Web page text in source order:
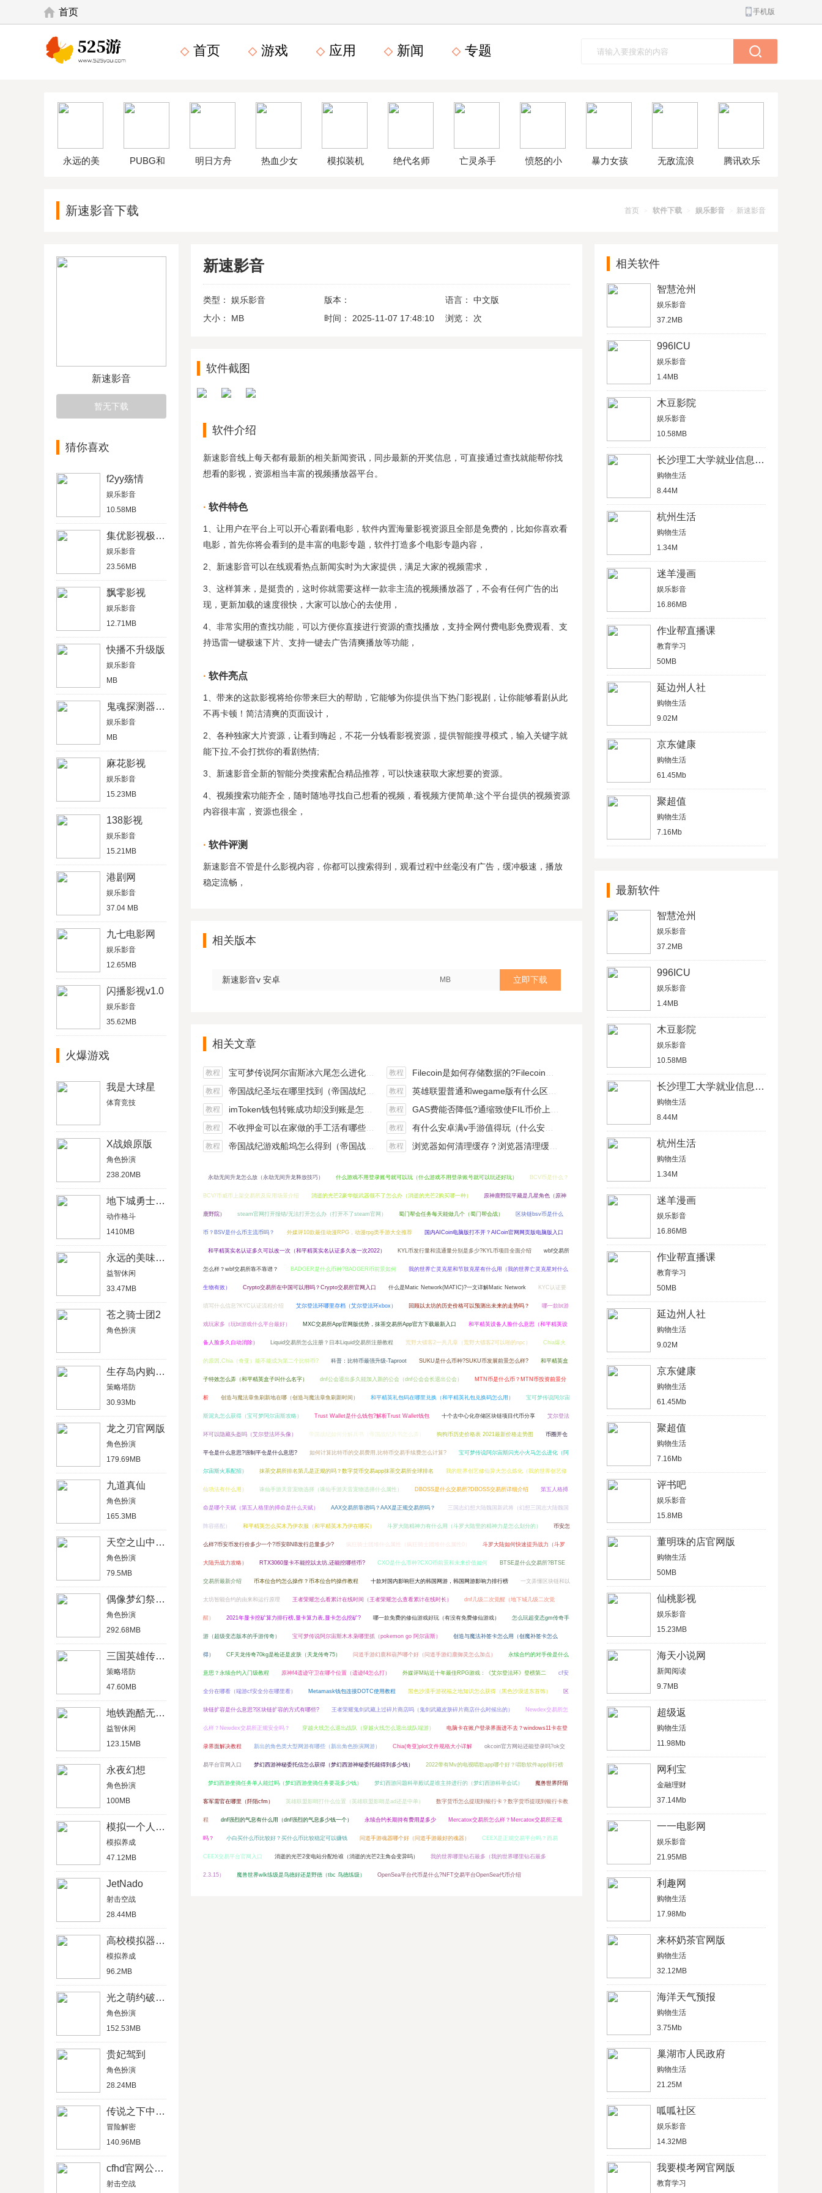
首页 手机版
首页 游戏 应用 新闻 专题
永远的美
解版
PUBG和
验服
明日方舟 热血少女 模拟装机 绝代名师 亡灵杀手 愤怒的小 暴力女孩 无敌流浪 腾讯欢乐
版
首页 > 软件下载 > 娱乐影音 > 新速影音
新速影音下载
新速影音
暂无下载
猜你喜欢
f2yy殇情
娱乐影音
10.58MB
集优影视极速版
娱乐影音
23.56MB
飘零影视
娱乐影音
12.71MB
快播不升级版
娱乐影音
MB
鬼魂探测器中文版
娱乐影音
MB
麻花影视
娱乐影音
15.23MB
138影视
娱乐影音
15.21MB
港剧网
娱乐影音
37.04 MB
九七电影网
娱乐影音
12.65MB
闪播影视v1.0
娱乐影音
35.62MB
火爆游戏
我是大球星
体育竞技
X战娘原版
角色扮演
238.20MB
地下城勇士官网版
动作格斗
1410MB
永远的美味星球4破解版
益智休闲
33.47MB
苍之骑士团2
角色扮演
生存岛内购破解版
策略塔防
30.93Mb
龙之刃官网版
角色扮演
179.69MB
九道真仙
角色扮演
165.3MB
天空之山中文破解版
角色扮演
79.5MB
偶像梦幻祭2官方版
角色扮演
292.68MB
三国英雄传单机版
策略塔防
47.60MB
地铁跑酷无限金币版
益智休闲
123.15MB
永夜幻想
角色扮演
100MB
模拟一个人一生
模拟养成
47.12MB
JetNado
射击空战
28.44MB
高校模拟器中文版
模拟养成
96.2MB
光之萌约破解版
角色扮演
152.53MB
贵妃驾到
角色扮演
28.24MB
传说之下中文汉化版
冒险解密
140.96MB
cfhd官网公测版
射击空战
新速影音
类型： 娱乐影音 版本： 语言：
中文版
大小：
MB 时间： 2025-11-07 17:48:10 浏览： 次
软件截图
软件介绍
新速影音线上每天都有最新的相关新闻资讯，同步最新的开奖信息，可直接通过查找就能帮你找
想看的影视，资源相当丰富的视频播放器平台。
软件特色
1、让用户在平台上可以开心看剧看电影，软件内置海量影视资源且全部是免费的，比如你喜欢看
电影，首先你将会看到的是丰富的电影专题，软件打造多个电影专题内容，
2、新速影音可以在线观看热点新闻实时为大家提供，满足大家的视频需求，
3、这样算来，是挺贵的，这时你就需要这样一款非主流的视频播放器了，不会有任何广告的出
现，更新加载的速度很快，大家可以放心的去使用，
4、非常实用的查找功能，可以方便你直接进行资源的查找播放，支持全网付费电影免费观看、支
持迅雷一键极速下片、支持一键去广告清爽播放等功能，
软件亮点
1、带来的这款影视将给你带来巨大的帮助，它能够为你提供当下热门影视剧，让你能够看剧从此
不再卡顿！简洁清爽的页面设计，
2、各种独家大片资源，让看到嗨起，不花一分钱看影视资源，提供智能搜寻模式，输入关键字就
能下拉,不会打扰你的看剧热情;
3、新速影音全新的智能分类搜索配合精品推荐，可以快速获取大家想要的资源。
4、视频搜索功能齐全，随时随地寻找自己想看的视频，看视频方便简单;这个平台提供的视频资源
内容很丰富，资源也很全，
软件评测
新速影音不管是什么影视内容，你都可以搜索得到，观看过程中丝毫没有广告，缓冲极速，播放
稳定流畅，
相关版本
新速影音v 安卓 MB 立即下载
相关文章
教程 宝可梦传说阿尔宙斯冰六尾怎么进化（宝可梦冰六尾怎么得） 教程 Filecoin是如何存储数据的?Filecoin的价值体现和未来前景分析
教程 帝国战纪圣坛在哪里找到（帝国战纪游戏攻略） 教程 英雄联盟普通和wegame版有什么区别（英雄联盟wegame版和英雄联盟）
教程 imToken钱包转账成功却没到账是怎么回事? 教程 GAS费能否降低?通缩致使FIL币价上涨,近看1000U
教程 不收押金可以在家做的手工活有哪些？四个可以操作的小项目真是可靠 教程 有什么安卓满v手游值得玩（什么安卓手游好玩）
教程 帝国战纪游戏船坞怎么得到（帝国战纪战役攻略） 教程 浏览器如何清理缓存？浏览器清理缓存快捷键
永劫无间升龙怎么放（永劫无间升龙释放技巧） 什么游戏不用登录账号就可以玩（什么游戏不用登录账号就可以玩还好玩） BCV币是什么？
BCV/币威币上架交易所及应用场景介绍 消逝的光芒2豪华版武器领不了怎么办（消逝的光芒2购买哪一种） 原神鹿野院平藏是几星角色（原神
鹿野院） steam官网打开报错/无法打开怎么办（打开不了steam官网） 蜀门帮会任务每天能做几个（蜀门帮会战） 区块链bsv币是什么
币？BSV是什么币主流币吗？ 外媒评10款最佳动漫RPG，动漫rpg类手游大全推荐 国内AICoin电脑版打不开？AICoin官网网页版电脑版入口
和平精英实名认证多久可以改一次（和平精英实名认证多久改一次2022） KYL币发行量和流通量分别是多少?KYL币项目全面介绍 wbf交易所
怎么样？wbf交易所靠不靠谱？ BADGER是什么币种?BADGER币前景如何 我的世界亡灵克星和节肢克星有什么用（我的世界亡灵克星对什么
生物有效） Crypto交易所在中国可以用吗？Crypto交易所官网入口 什么是Matic Network(MATIC)?一文详解Matic Network KYC认证要
填写什么信息?KYC认证流程介绍 艾尔登法环哪里存档（艾尔登法环xbox） 回顾以太坊的历史价格可以预测出未来的走势吗？ 哪一款bt游
戏玩家多（玩bt游戏什么平台最好） MXC交易所App官网版优势，抹茶交易所App官方下载最新入口 和平精英设备人脸什么意思（和平精英设
备人脸多久自动消除） Liquid交易所怎么注册？日本Liquid交易所注册教程 荒野大镖客2一共几章（荒野大镖客2可以啪的npc） Chia爆火
的原因,Chia（奇亚）能不能成为第二个比特币? 科普：比特币最强升级-Taproot SUKU是什么币种?SUKU币发展前景怎么样? 和平精英盒
子特效怎么弄（和平精英盒子叫什么名字） dnf公会退出多久能加入新的公会（dnf公会会长退出公会） MTN币是什么币？MTN币投资前景分
析 创造与魔法章鱼刷新地在哪（创造与魔法章鱼刷新时间） 和平精英礼包码在哪里兑换（和平精英礼包兑换码怎么用） 宝可梦传说阿尔宙
斯泥丸怎么获得（宝可梦阿尔宙斯攻略） Trust Wallet是什么钱包?解析Trust Wallet钱包 十个去中心化存储区块链项目代币分享 艾尔登法
环可以隐藏头盔吗（艾尔登法环头像） 帝国战纪如何分解兵书（帝国战纪兵书怎么弄） 狗狗币历史价格表 2021最新价格走势图 币圈开仓
平仓是什么意思?强制平仓是什么意思? 如何计算比特币的交易费用,比特币交易手续费怎么计算? 宝可梦传说阿尔宙斯闪光小火马怎么进化（阿
尔宙斯火系配招） 抹茶交易所排名第几是正规的吗？数字货币交易app抹茶交易所全球排名 我的世界创艺修仙异火怎么炼化（我的世界创艺修
仙功法有什么用） 诛仙手游天音宠物选择（诛仙手游天音宠物选择什么属性） DBOSS是什么交易所?DBOSS交易所详细介绍 第五人格搏
命是哪个天赋（第五人格里的搏命是什么天赋） AAX交易所靠谱吗？AAX是正规交易所吗？ 三国志幻想大陆魏国新武将（幻想三国志大陆魏国
阵容搭配） 和平精英怎么买木乃伊衣服（和平精英木乃伊在哪买） 斗罗大陆精神力有什么用（斗罗大陆里的精神力是怎么划分的） 币安怎
么样?币安币发行价多少一个?币安BNB发行总量多少? 疯狂骑士团堆什么属性（疯狂骑士团堆什么属性0） 斗罗大陆如何快速提升战力（斗罗
大陆升战力攻略） RTX3060显卡不能挖以太坊,还能挖哪些币? CXO是什么币种?CXO币前景和未来价值如何 BTSE是什么交易所?BTSE
交易所最新介绍 币本位合约怎么操作？币本位合约操作教程 十款对国内影响巨大的韩国网游，韩国网游影响力排行榜 一文弄懂区块链和以
太坊智能合约的由来和运行原理 王者荣耀怎么看累计在线时间（王者荣耀怎么查看累计在线时长） dnf几级二次觉醒（地下城几级二次觉
醒） 2021年显卡挖矿算力排行榜,显卡算力表,显卡怎么挖矿? 哪一款免费的修仙游戏好玩（有没有免费修仙游戏） 怎么玩超变态gm传奇手
游（超级变态版本的手游传奇） 宝可梦传说阿尔宙斯木木枭哪里抓（pokemon go 阿尔宙斯） 创造与魔法补签卡怎么用（创魔补签卡怎么
得） CF天龙传奇70kg是枪还是皮肤（天龙传奇75） 问道手游幻鹿和葫芦哪个好（问道手游幻鹿御灵怎么加点） 永续合约的对手价是什么
意思？永续合约入门级教程 原神f4遗迹守卫在哪个位置（遗迹f4怎么打） 外媒评M站近十年最佳RPG游戏：《艾尔登法环》登榜第二 cf安
全分在哪看（端游cf安全分在哪里看） Metamask钱包连接DOTC使用教程 黑色沙漠手游祝福之地知识怎么获得（黑色沙漠送东首饰） 区
块链扩容是什么意思?区块链扩容的方式有哪些? 王者荣耀鬼剑武藏上过碎片商店吗（鬼剑武藏皮肤碎片商店什么时候出的） Newdex交易所怎
么样？Newdex交易所正规安全吗？ 穿越火线怎么退出战队（穿越火线怎么退出战队端游） 电脑卡在账户登录界面进不去？windows11卡在登
录界面解决教程 新出的角色类大型网游有哪些（新出角色扮演网游） Chia(奇亚)plot文件规格大小详解 okcoin官方网站还能登录吗?ok交
易平台官网入口 梦幻西游神秘委托信怎么获得（梦幻西游神秘委托能得到多少钱） 2022带有Mv的电视唱歌app哪个好？唱歌软件app排行榜
梦幻西游坐骑任务单人能过吗（梦幻西游坐骑任务要花多少钱） 梦幻西游问题科举殿试是谁主持进行的（梦幻西游科举会试） 魔兽世界阡陌
客军需官在哪里（阡陌cfm） 英雄联盟影哨打什么位置（英雄联盟影哨是ad还是中单） 数字货币怎么提现到银行卡？数字货币提现到银行卡教
程 dnf强烈的气息有什么用（dnf强烈的气息多少钱一个） 永续合约长期持有费用是多少 Mercatox交易所怎么样？Mercatox交易所正规
吗？ 小白买什么币比较好？买什么币比较稳定可以赚钱 问道手游魂器哪个好（问道手游最好的魂器） CEEX是正规交易平台吗？西易
CEEX交易平台官网入口 消逝的光芒2变电站分配给谁（消逝的光芒2主角会变异吗） 我的世界哪里钻石最多（我的世界哪里钻石最多
2.3.15） 魔兽世界wlk练级是鸟德好还是野德（tbc 鸟德练级） OpenSea平台代币是什么?NFT交易平台OpenSea代币介绍
相关软件
智慧沧州
娱乐影音
37.2MB
996ICU
娱乐影音
1.4MB
木豆影院
娱乐影音
10.58MB
长沙理工大学就业信息网学生信息管理平台
购物生活
8.44M
杭州生活
购物生活
1.34M
迷羊漫画
娱乐影音
16.86MB
作业帮直播课
教育学习
50MB
延边州人社
购物生活
9.02M
京东健康
购物生活
61.45Mb
聚超值
购物生活
7.16Mb
最新软件
智慧沧州
娱乐影音
37.2MB
996ICU
娱乐影音
1.4MB
木豆影院
娱乐影音
10.58MB
长沙理工大学就业信息网学生信息管理平台
购物生活
8.44M
杭州生活
购物生活
1.34M
迷羊漫画
娱乐影音
16.86MB
作业帮直播课
教育学习
50MB
延边州人社
购物生活
9.02M
京东健康
购物生活
61.45Mb
聚超值
购物生活
7.16Mb
评书吧
娱乐影音
15.8MB
董明珠的店官网版
购物生活
50MB
仙桃影视
娱乐影音
15.23MB
海天小说网
新闻阅读
9.7MB
超级返
购物生活
11.98Mb
网利宝
金融理财
37.14Mb
一一电影网
娱乐影音
21.95MB
利趣网
购物生活
17.98Mb
来杯奶茶官网版
购物生活
32.12MB
海洋天气预报
购物生活
3.75Mb
巢湖市人民政府
购物生活
21.25M
呱呱社区
娱乐影音
14.32MB
我要模考网官网版
教育学习